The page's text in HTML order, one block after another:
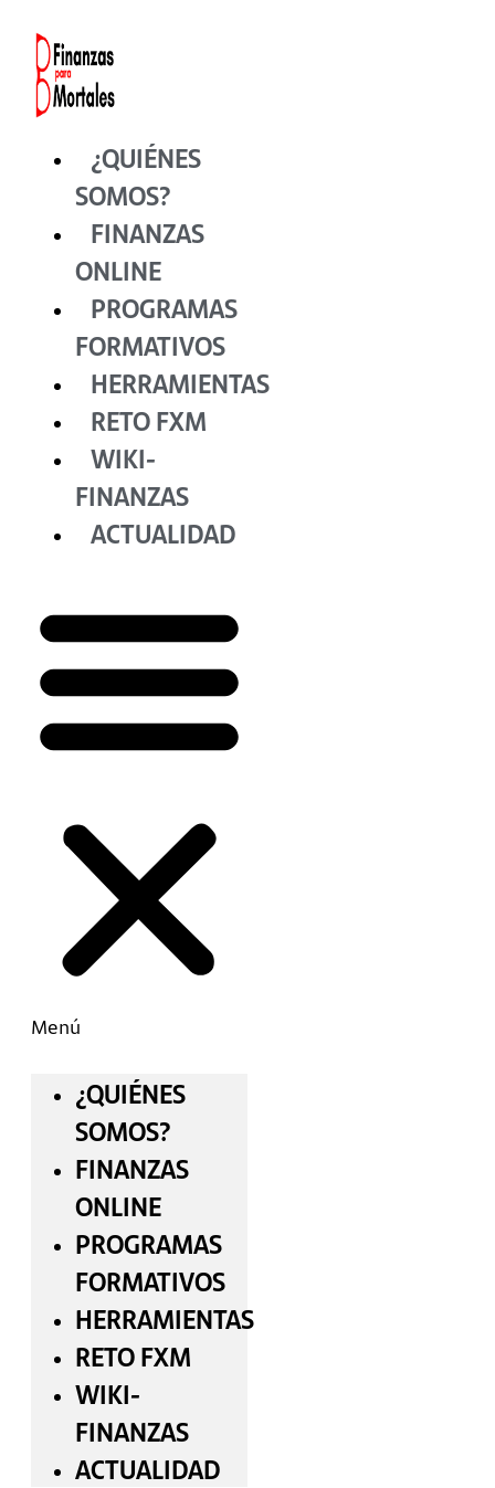
contenido
¿QUIÉNES
SOMOS?
FINANZAS
ONLINE
PROGRAMAS
FORMATIVOS
HERRAMIENTAS
RETO FXM
WIKI-
FINANZAS
ACTUALIDAD
Menú
¿QUIÉNES
SOMOS?
FINANZAS
ONLINE
PROGRAMAS
FORMATIVOS
HERRAMIENTAS
RETO FXM
WIKI-
FINANZAS
ACTUALIDAD